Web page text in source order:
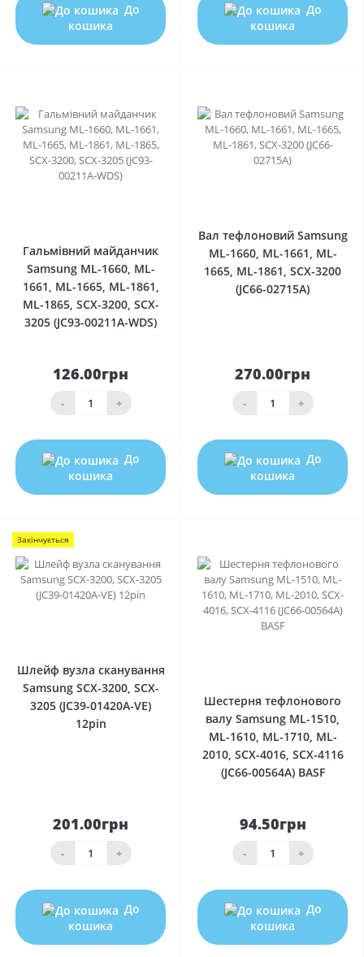
До
кошика
До
кошика
Гальмівний майданчик
Samsung ML-1660, ML-
1661, ML-1665, ML-1861,
ML-1865, SCX-3200, SCX-
3205 (JC93-00211A-WDS)
126.00грн
- +
До
кошика
Вал тефлоновий Samsung
ML-1660, ML-1661, ML-
1665, ML-1861, SCX-3200
(JC66-02715A)
270.00грн
- +
До
кошика
Закінчується
Шлейф вузла сканування
Samsung SCX-3200, SCX-
3205 (JC39-01420A-VE)
12pin
201.00грн
- +
До
кошика
Шестерня тефлонового
валу Samsung ML-1510,
ML-1610, ML-1710, ML-
2010, SCX-4016, SCX-4116
(JC66-00564A) BASF
94.50грн
- +
До
кошика